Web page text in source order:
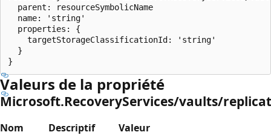
  parent: resourceSymbolicName
  name: 'string'
  properties: {
    targetStorageClassificationId: 'string'
  }
Valeurs de la propriété
Microsoft.RecoveryServices/vaults/
Nom Descriptif
Valeur